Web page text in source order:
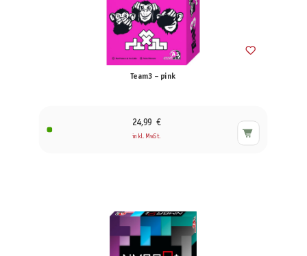
Team3 – pink
24,99 €
inkl. MwSt.